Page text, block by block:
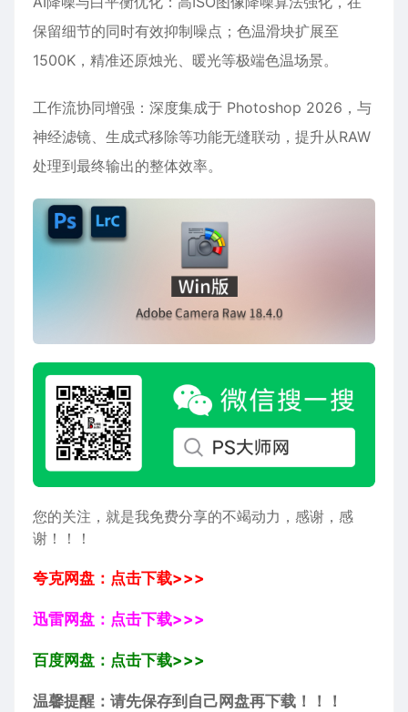
保留细节的同时有效抑制噪点；色温滑块扩展至
‌1500K‌，精准还原烛光、暖光等极端色温场景。
工作流协同增强‌：深度集成于 Photoshop 2026，与
神经滤镜、生成式移除等功能无缝联动，提升从RAW
处理到最终输出的整体效率。
您的关注，就是我免费分享的不竭动力，感谢，感
谢！！！
夸克网盘：点击下载>>>
迅雷网盘：点击下载>>>
百度网盘：点击下载>>>
温馨提醒：请先保存到自己网盘再下载！！！